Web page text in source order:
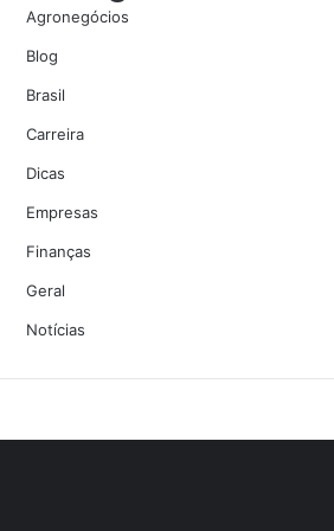
Agronegócios
Blog
Brasil
Carreira
Dicas
Empresas
Finanças
Geral
Notícias